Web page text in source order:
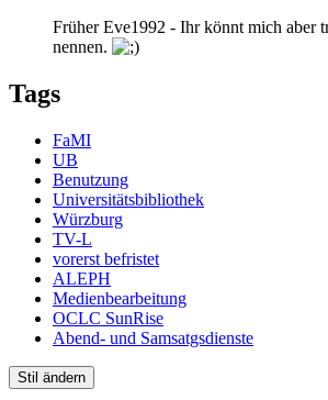
Früher Eve1992 - Ihr könnt mich aber
nennen.
Tags
FaMI
UB
Benutzung
Universitätsbibliothek
Würzburg
TV-L
vorerst befristet
ALEPH
Medienbearbeitung
OCLC SunRise
Abend- und Samsatgsdienste
Stil ändern